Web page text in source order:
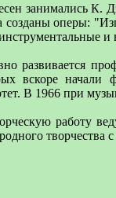
занимались
созданы оперы:
и
развивается
вскоре
В 1966 при
работу
творчества